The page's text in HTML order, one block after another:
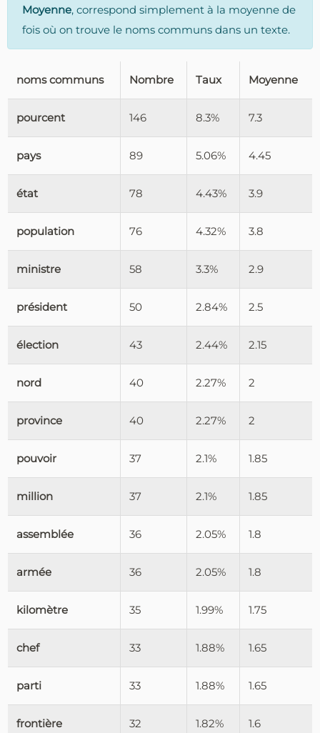
Moyenne, correspond simplement à la moyenne de
fois où on trouve le noms communs dans un texte.
noms communs Nombre Taux Moyenne
pourcent 146 8.3% 7.3
pays 89 5.06% 4.45
état 78 4.43% 3.9
population 76 4.32% 3.8
ministre 58 3.3% 2.9
président 50 2.84% 2.5
élection 43 2.44% 2.15
nord 40 2.27% 2
province 40 2.27% 2
pouvoir 37 2.1% 1.85
million 37 2.1% 1.85
assemblée 36 2.05% 1.8
armée 36 2.05% 1.8
kilomètre 35 1.99% 1.75
chef 33 1.88% 1.65
parti 33 1.88% 1.65
frontière 32 1.82% 1.6